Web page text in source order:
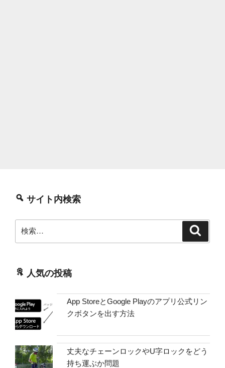
サイト内検索
索:
人気の投稿
App StoreとGoogle Playのアプリ公式リン
クボタンを出す方法
丈夫なチェーンロックやU字ロックをどう
持ち運ぶか問題